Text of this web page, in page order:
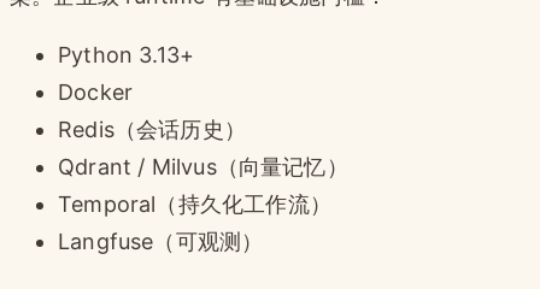
Python 3.13+
Docker
Redis（会话历史）
Qdrant / Milvus（向量记忆）
Temporal（持久化工作流）
Langfuse（可观测）